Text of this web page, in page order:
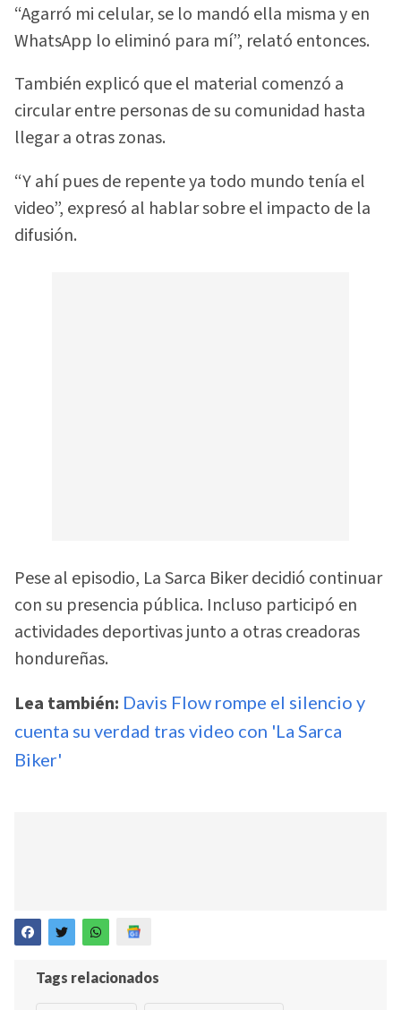
“Agarró mi celular, se lo mandó ella misma y en
WhatsApp lo eliminó para mí”, relató entonces.
También explicó que el material comenzó a
circular entre personas de su comunidad hasta
llegar a otras zonas.
“Y ahí pues de repente ya todo mundo tenía el
video”, expresó al hablar sobre el impacto de la
difusión.
Pese al episodio, La Sarca Biker decidió continuar
con su presencia pública. Incluso participó en
actividades deportivas junto a otras creadoras
hondureñas.
Lea también: Davis Flow rompe el silencio y
cuenta su verdad tras video con 'La Sarca
Biker'
Tags relacionados